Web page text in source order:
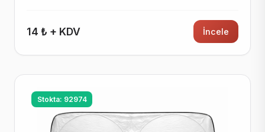
14 ₺ + KDV İncele
Stokta: 92974